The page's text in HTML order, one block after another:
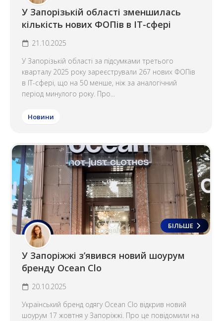
У Запорізькій області зменшилась
кількість нових ФОПів в IT-сфері
21.10.2025
У Запорізькій області за підсумками третього
кварталу 2025 року зареєстрували 267 нових ФОПів
в IT-сфері, що на 50 менше, ніж за аналогічний
період минулого року. Про...
Новини
БІЛЬШЕ
У Запоріжжі з’явився новий шоурум
бренду Ocean Clo
20.10.2025
Український бренд одягу Ocean Clo відкрив новий
шоурум 17 жовтня у Запоріжжі. Про це повідомили на